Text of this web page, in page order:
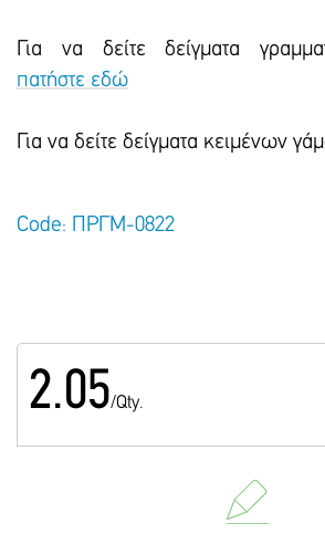
Για να δείτε δείγματα
πατήστε εδώ
Για να δείτε δείγματα κειμένων
Code: ΠΡΓΜ-0822
2.05/Qty.